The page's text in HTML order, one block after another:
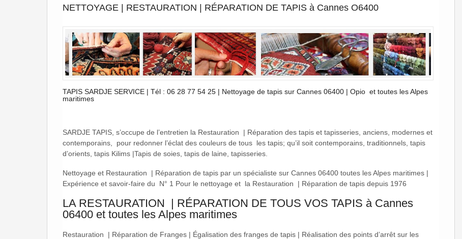
NETTOYAGE | RESTAURATION | RÉPARATION DE TAPIS à Cannes O6400
TAPIS SARDJE SERVICE | Tél : 06 28 77 54 25 | Nettoyage de tapis sur Cannes 06400 | Opio et toutes les Alpes
maritimes
SARDJE TAPIS, s’occupe de l’entretien la Restauration | Réparation des tapis et tapisseries, anciens, modernes et
contemporains, pour redonner l’éclat des couleurs de tous les tapis; qu’il soit contemporains, traditionnels, tapis
d’orients, tapis Kilims |Tapis de soies, tapis de laine, tapisseries.
Nettoyage et Restauration | Réparation de tapis par un spécialiste sur Cannes 06400 toutes les Alpes maritimes |
Expérience et savoir-faire du N° 1 Pour le nettoyage et la Restauration | Réparation de tapis depuis 1976
LA RESTAURATION | RÉPARATION DE TOUS VOS TAPIS à Cannes
06400 et toutes les Alpes maritimes
Restauration | Réparation de Franges | Égalisation des franges de tapis | Réalisation des points d’arrêt sur les